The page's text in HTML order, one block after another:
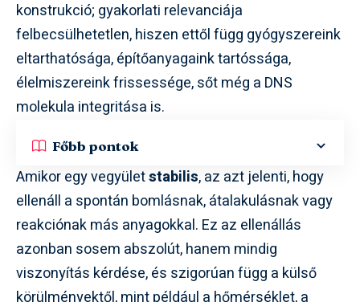
konstrukció; gyakorlati relevanciája
felbecsülhetetlen, hiszen ettől függ gyógyszereink
eltarthatósága, építőanyagaink tartóssága,
élelmiszereink frissessége, sőt még a DNS
molekula integritása is.
Főbb pontok
Amikor egy vegyületstabilis, az azt jelenti, hogy
ellenáll a spontán bomlásnak, átalakulásnak vagy
reakciónak más anyagokkal. Ez az ellenállás
azonban sosem abszolút, hanem mindig
viszonyítás kérdése, és szigorúan függ a külső
körülményektől, mint például a hőmérséklet, a